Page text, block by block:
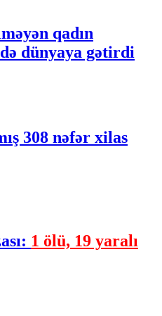
qadın
dünyaya gətirdi
308 nəfər xilas
1 ölü, 19 yaralı